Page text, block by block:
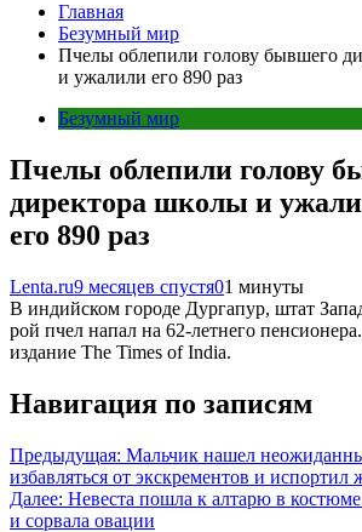
Главная
Безумный мир
Пчелы облепили голову бывшего
и ужалили его 890 раз
Безумный мир
Пчелы облепили голову
директора школы и
его 890 раз
Lenta.ru9 месяцев спустя01 минуты
В индийском городе Дургапур, штат
рой пчел напал на 62-летнего
издание The Times of India.
Навигация по записям
Предыдущая: Мальчик нашел
избавляться от экскрементов и испортил
Далее: Невеста пошла к алтарю в костюме
и сорвала овации